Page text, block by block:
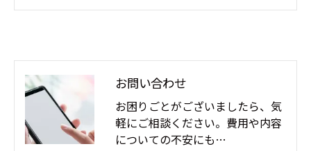
お問い合わせ
お困りごとがございましたら、気
軽にご相談ください。費用や内容
についての不安にも…